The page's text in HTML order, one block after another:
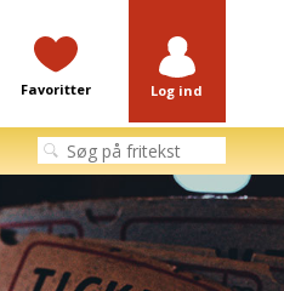
Favoritter Log ind